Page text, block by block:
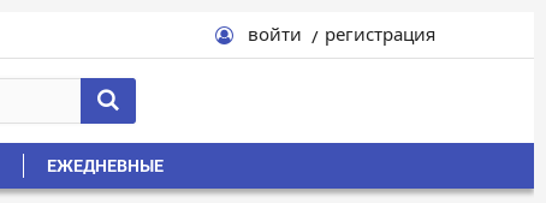
войти регистрация
ЕЖЕДНЕВНЫЕ